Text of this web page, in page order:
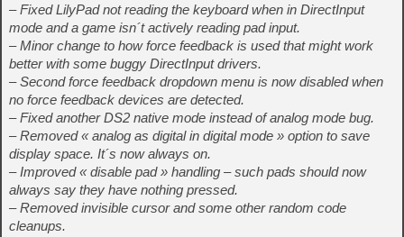
– Fixed LilyPad not reading the keyboard when in DirectInput
mode and a game isn´t actively reading pad input.
– Minor change to how force feedback is used that might work
better with some buggy DirectInput drivers.
– Second force feedback dropdown menu is now disabled when
no force feedback devices are detected.
– Fixed another DS2 native mode instead of analog mode bug.
– Removed « analog as digital in digital mode » option to save
display space. It´s now always on.
– Improved « disable pad » handling – such pads should now
always say they have nothing pressed.
– Removed invisible cursor and some other random code
cleanups.